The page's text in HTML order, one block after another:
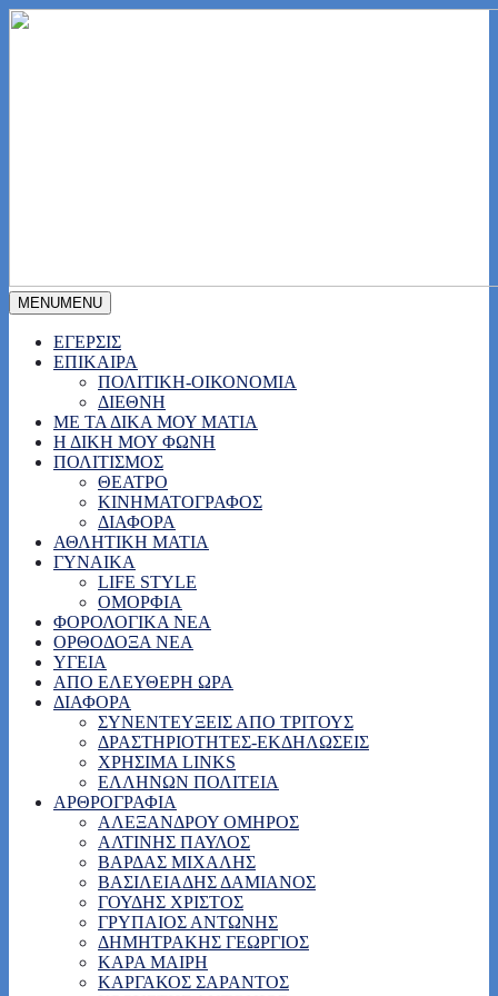
MENUMENU
ΕΓΕΡΣΙΣ
ΕΠΙΚΑΙΡΑ
ΠΟΛΙΤΙΚΗ-ΟΙΚΟΝΟΜΙΑ
ΔΙΕΘΝΗ
ΜΕ ΤΑ ΔΙΚΑ ΜΟΥ ΜΑΤΙΑ
Η ΔΙΚΗ ΜΟΥ ΦΩΝΗ
ΠΟΛΙΤΙΣΜΟΣ
ΘΕΑΤΡΟ
ΚΙΝΗΜΑΤΟΓΡΑΦΟΣ
ΔΙΑΦΟΡΑ
ΑΘΛΗΤΙΚΗ ΜΑΤΙΑ
ΓΥΝΑΙΚΑ
LIFE STYLE
ΟΜΟΡΦΙΑ
ΦΟΡΟΛΟΓΙΚΑ ΝΕΑ
ΟΡΘΟΔΟΞΑ ΝΕΑ
ΥΓΕΙΑ
ΑΠΟ ΕΛΕΥΘΕΡΗ ΩΡΑ
ΔΙΑΦΟΡΑ
ΣΥΝΕΝΤΕΥΞΕΙΣ ΑΠΟ ΤΡΙΤΟΥΣ
ΔΡΑΣΤΗΡΙΟΤΗΤΕΣ-ΕΚΔΗΛΩΣΕΙΣ
ΧΡΗΣΙΜΑ LINKS
ΕΛΛΗΝΩΝ ΠΟΛΙΤΕΙΑ
ΑΡΘΡΟΓΡΑΦΙΑ
ΑΛΕΞΑΝΔΡΟΥ ΟΜΗΡΟΣ
ΑΛΤΙΝΗΣ ΠΑΥΛΟΣ
ΒΑΡΔΑΣ ΜΙΧΑΛΗΣ
ΒΑΣΙΛΕΙΑΔΗΣ ΔΑΜΙΑΝΟΣ
ΓΟΥΔΗΣ ΧΡΙΣΤΟΣ
ΓΡΥΠΑΙΟΣ ΑΝΤΩΝΗΣ
ΔΗΜΗΤΡΑΚΗΣ ΓΕΩΡΓΙΟΣ
ΚΑΡΑ ΜΑΙΡΗ
ΚΑΡΓΑΚΟΣ ΣΑΡΑΝΤΟΣ